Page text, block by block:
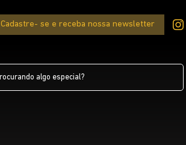
Cadastre- se e receba nossa newsletter